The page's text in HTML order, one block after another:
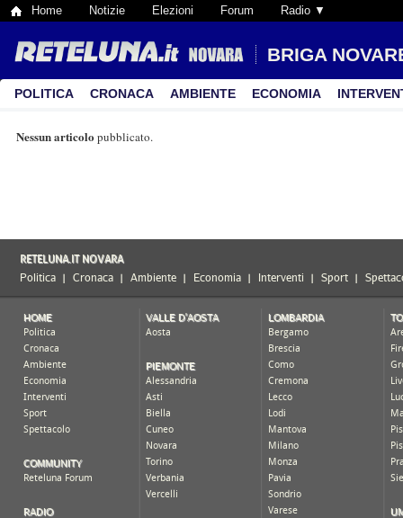
Home Notizie Elezioni Forum Radio ▼
BRIGA
POLITICA CRONACA AMBIENTE ECONOMIA
Nessun articolo pubblicato.